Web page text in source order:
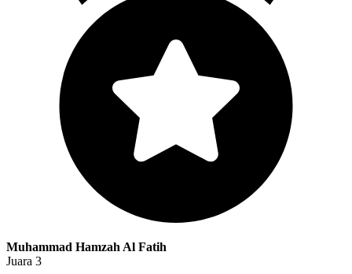
Muhammad Hamzah Al Fatih
Juara 3